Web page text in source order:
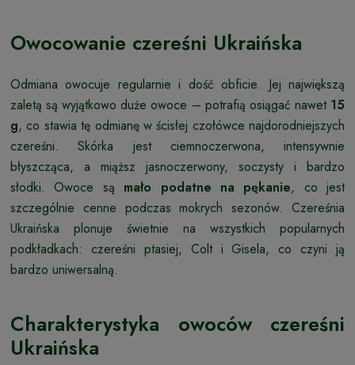
Owocowanie czereśni Ukraińska
Odmiana owocuje regularnie i dość obficie. Jej największą
zaletą są wyjątkowo duże owoce – potrafią osiągać nawet 15
g, co stawia tę odmianę w ścisłej czołówce najdorodniejszych
czereśni. Skórka jest ciemnoczerwona, intensywnie
błyszcząca, a miąższ jasnoczerwony, soczysty i bardzo
słodki. Owoce są mało podatne na pękanie, co jest
szczególnie cenne podczas mokrych sezonów. Czereśnia
Ukraińska plonuje świetnie na wszystkich popularnych
podkładkach: czereśni ptasiej, Colt i Gisela, co czyni ją
bardzo uniwersalną.
Charakterystyka owoców czereśni
Ukraińska